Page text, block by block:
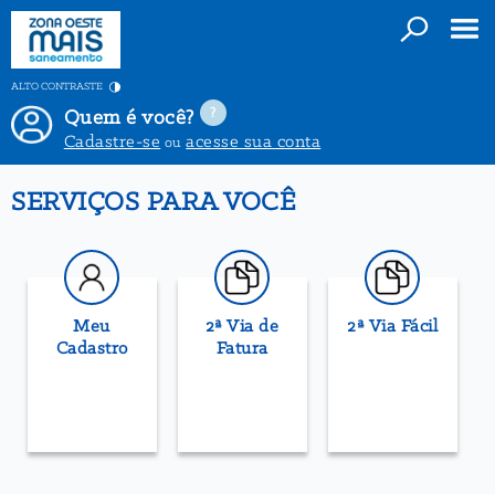
ALTO CONTRASTE
Quem é você?
Cadastre-se ouacesse sua conta
SERVIÇOS PARA VOCÊ
Meu
Cadastro
2ª Via de
Fatura
2ª Via Fácil